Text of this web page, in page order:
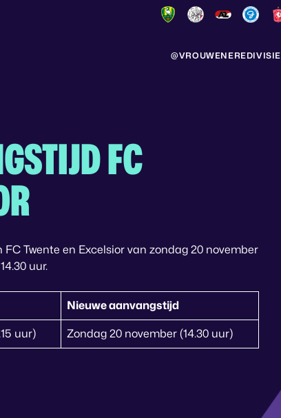
@VROUWENEREDIVISIE
FC
Twente en Excelsior van zondag 20 november
uur.
Nieuwe aanvangstijd
uur) Zondag 20 november (14.30 uur)